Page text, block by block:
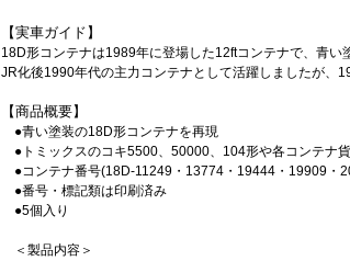
【実車ガイド】
18D形コンテナは1989年に登場した12ftコンテナで、青い
JR化後1990年代の主力コンテナとして活躍しましたが、
【商品概要】
●青い塗装の18D形コンテナを再現
●トミックスのコキ5500、50000、104形や各コンテナ
●コンテナ番号(18D-11249・13774・19444・19909・
●番号・標記類は印刷済み
●5個入り
＜製品内容＞